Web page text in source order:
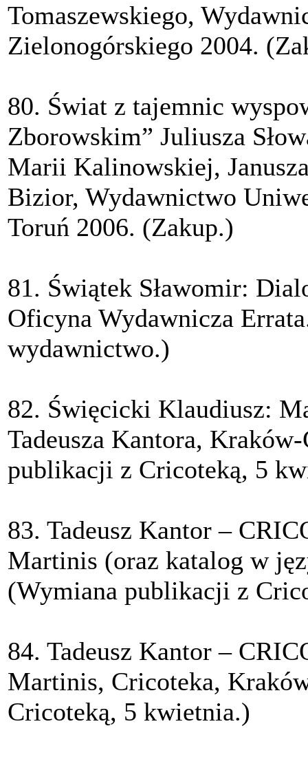
Tomaszewskiego,
Zielonogórskiego 2004.
80. Świat z tajemnic
Zborowskim” Juliusza
Marii Kalinowskiej,
Bizior, Wydawnictwo
Toruń 2006. (Zakup.)
81. Świątek Sławomir:
Oficyna Wydawnicza
wydawnictwo.)
82. Święcicki Klaudiusz:
Tadeusza Kantora,
publikacji z Cricoteką, 5
83. Tadeusz Kantor –
Martinis (oraz katalog w
(Wymiana publikacji z
84. Tadeusz Kantor –
Martinis, Cricoteka,
Cricoteką, 5 kwietnia.)